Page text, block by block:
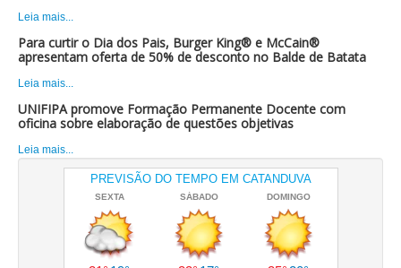
Leia mais...
Para curtir o Dia dos Pais, Burger King® e McCain®
apresentam oferta de 50% de desconto no Balde de Batata
Leia mais...
UNIFIPA promove Formação Permanente Docente com
oficina sobre elaboração de questões objetivas
Leia mais...